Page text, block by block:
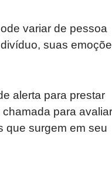
variar de pessoa
suas
alerta para prestar
para avaliar
que surgem em seu